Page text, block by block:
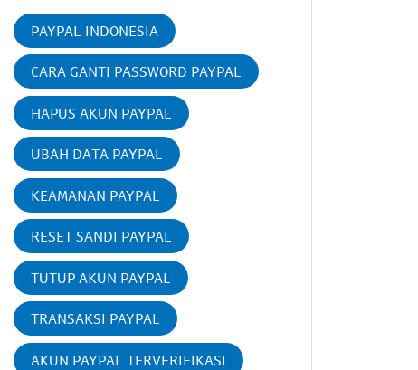
PAYPAL INDONESIA
CARA GANTI PASSWORD PAYPAL
HAPUS AKUN PAYPAL
UBAH DATA PAYPAL
KEAMANAN PAYPAL
RESET SANDI PAYPAL
TUTUP AKUN PAYPAL
TRANSAKSI PAYPAL
AKUN PAYPAL TERVERIFIKASI